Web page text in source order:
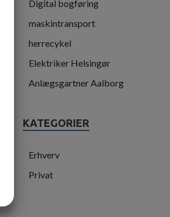
Digital bogføring
maskintransport
herrecykel
Elektriker Helsingør
Anlægsgartner Aalborg
KATEGORIER
Erhverv
Privat